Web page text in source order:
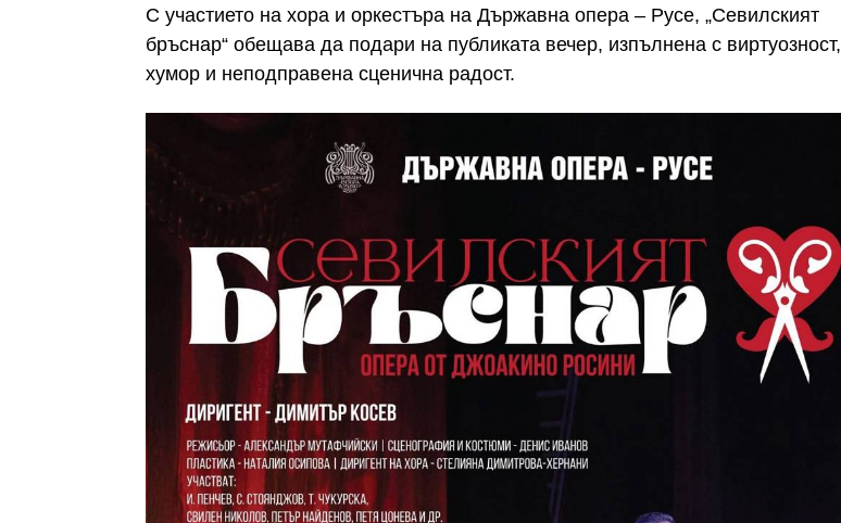
С участието на хора и оркестъра на Държавна опера – Русе, „Севилският
бръснар“ обещава да подари на публиката вечер, изпълнена с виртуозност,
хумор и неподправена сценична радост.